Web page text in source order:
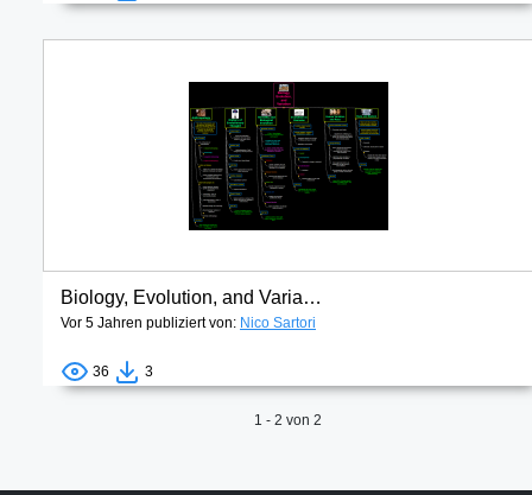
Biology, Evolution, and Variation
Vor 5 Jahren publiziert von: Nico Sartori
36 3
1 - 2 von 2